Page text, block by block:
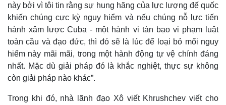
này bởi vì tôi tin rằng sự hung hăng của lực lượng đế quốc
khiến chúng cực kỳ nguy hiểm và nếu chúng nỗ lực tiến
hành xâm lược Cuba - một hành vi tàn bạo vi phạm luật
toàn cầu và đạo đức, thì đó sẽ là lúc để loại bỏ mối nguy
hiểm này mãi mãi, trong một hành động tự vệ chính đáng
nhất. Mặc dù giải pháp đó là khắc nghiệt, thực sự không
còn giải pháp nào khác”.
Trong khi đó, nhà lãnh đạo Xô viết Khrushchev viết cho